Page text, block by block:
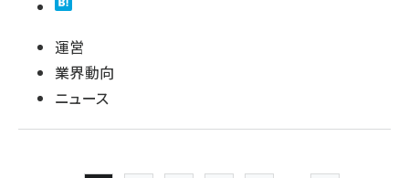
運営
業界動向
ニュース